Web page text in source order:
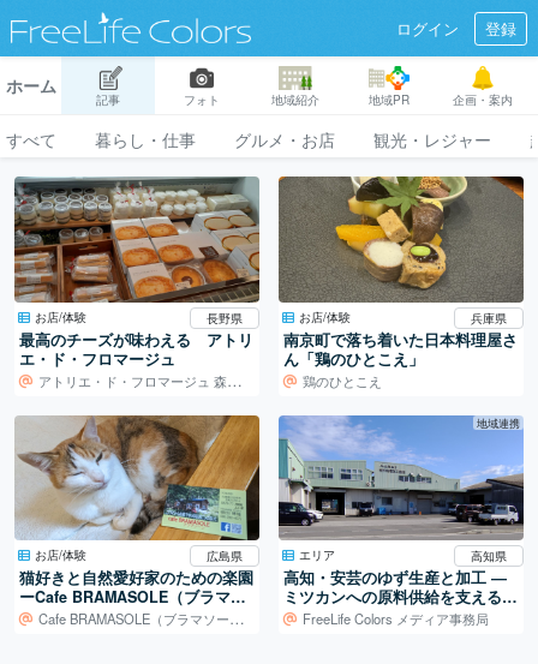
ログイン 登録
ホーム
記事 フォト 地域紹介 地域PR 企画・案内
すべて 暮らし・仕事 グルメ・お店 観光・レジャー
お店/体験 長野県
最高のチーズが味わえる アトリ
エ・ド・フロマージュ
アトリエ・ド・フロマージュ 森のチーズテラス
お店/体験 兵庫県
南京町で落ち着いた日本料理屋さ
ん「鶏のひとこえ」
鶏のひとこえ
お店/体験 広島県
猫好きと自然愛好家のための楽園
ーCafe BRAMASOLE（ブラマソ
ーレ）ー
Cafe BRAMASOLE（ブラマソーレ）
地域連携
エリア 高知県
高知・安芸のゆず生産と加工 ―
ミツカンへの原料供給を支える仕
組みFreeLife Colors メディア事務局